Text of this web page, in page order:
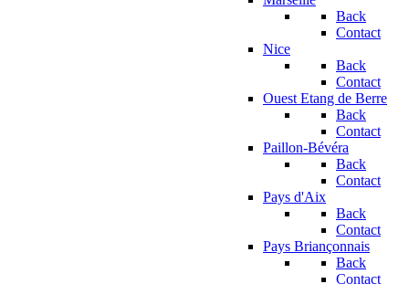
Back
Contact
Nice
Back
Contact
Ouest Etang de Berre
Back
Contact
Paillon-Bévéra
Back
Contact
Pays d'Aix
Back
Contact
Pays Briançonnais
Back
Contact